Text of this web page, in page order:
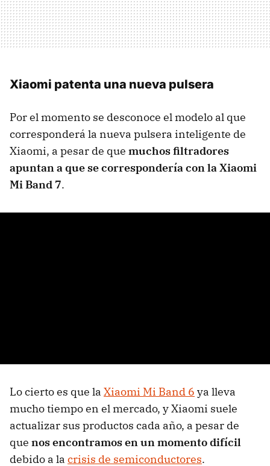
Xiaomi patenta una nueva pulsera
Por el momento se desconoce el modelo al que
corresponderá la nueva pulsera inteligente de
Xiaomi, a pesar de que muchos filtradores
apuntan a que se correspondería con laXiaomi
Mi Band 7.
Lo cierto es que la Xiaomi Mi Band 6 ya lleva
mucho tiempo en el mercado, y Xiaomi suele
actualizar sus productos cada año, a pesar de
que nos encontramos en un momento difícil
debido a la crisis de semiconductores.